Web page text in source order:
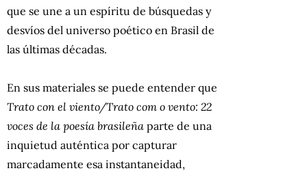
que se une a un espíritu de búsquedas y
desvíos del universo poético en Brasil de
las últimas décadas.
En sus materiales se puede entender que
Trato con el viento/Trato com o vento: 22
voces de la poesía brasileña parte de una
inquietud auténtica por capturar
marcadamente esa instantaneidad,